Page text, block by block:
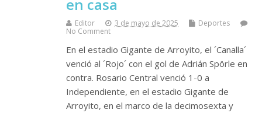
en casa
Editor 3 de mayo de 2025
Deportes
No Comment
En el estadio Gigante de Arroyito, el ´Canalla´
venció al ´Rojo´ con el gol de Adrián Spörle en
contra. Rosario Central venció 1-0 a
Independiente, en el estadio Gigante de
Arroyito, en el marco de la decimosexta y